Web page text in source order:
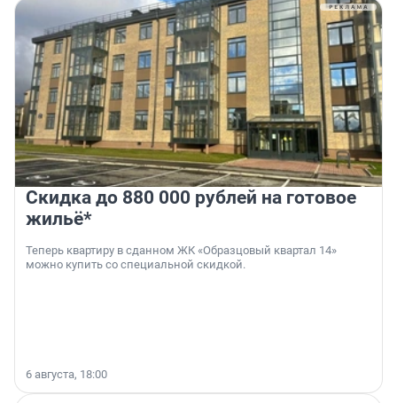
Скидка до 880 000 рублей на готовое
жильё*
Теперь квартиру в сданном ЖК «Образцовый квартал 14»
можно купить со специальной скидкой.
6 августа, 18:00